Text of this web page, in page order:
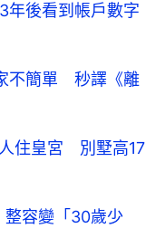
後看到帳戶數字
不簡單 秒譯《離
住皇宮 別墅高17
容變「30歲少